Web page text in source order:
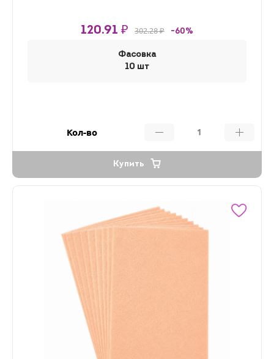
120.91 ₽ 302.28 ₽ -60%
Фасовка
10 шт
Кол-во
Купить